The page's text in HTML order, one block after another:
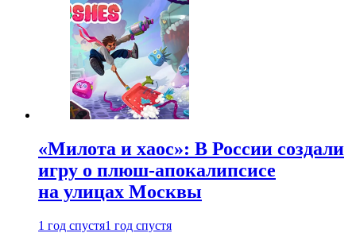
«Милота и хаос»: В России создали
игру о плюш-апокалипсисе
на улицах Москвы
1 год спустя1 год спустя